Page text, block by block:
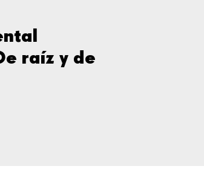
raíz y de